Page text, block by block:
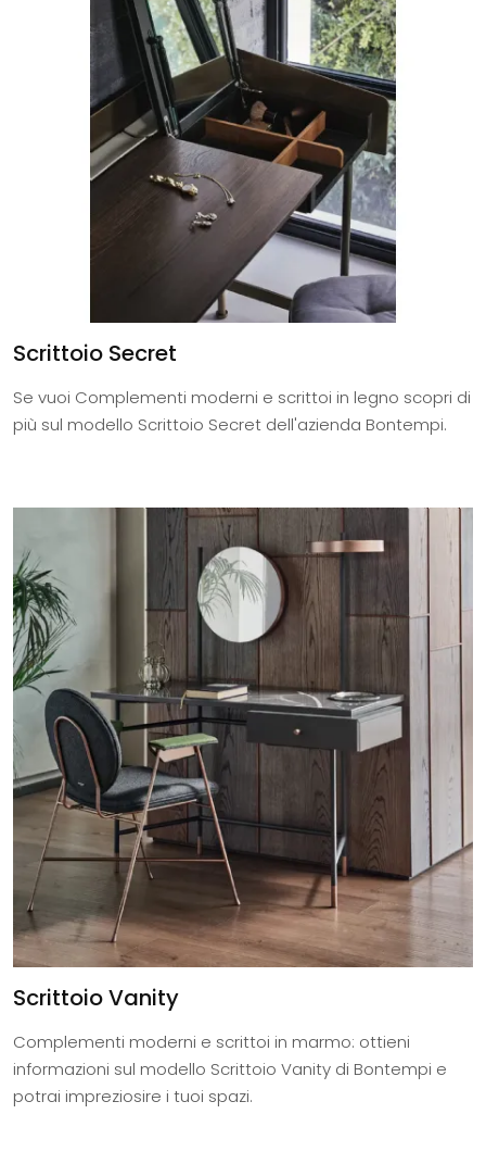
Scrittoio Secret
Se vuoi Complementi moderni e scrittoi in legno scopri di
più sul modello Scrittoio Secret dell'azienda Bontempi.
Scrittoio Vanity
Complementi moderni e scrittoi in marmo: ottieni
informazioni sul modello Scrittoio Vanity di Bontempi e
potrai impreziosire i tuoi spazi.